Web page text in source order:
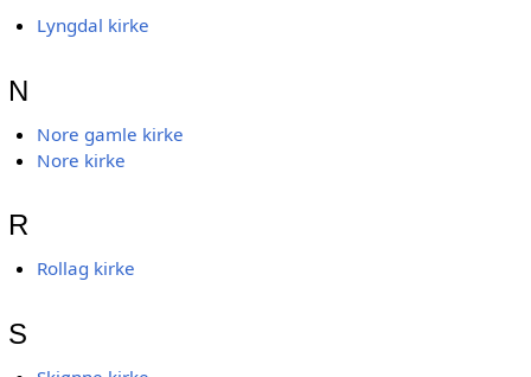
Lyngdal kirke
N
Nore gamle kirke
Nore kirke
R
Rollag kirke
S